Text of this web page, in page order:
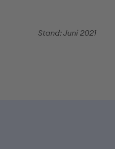
Stand: Juni 2021